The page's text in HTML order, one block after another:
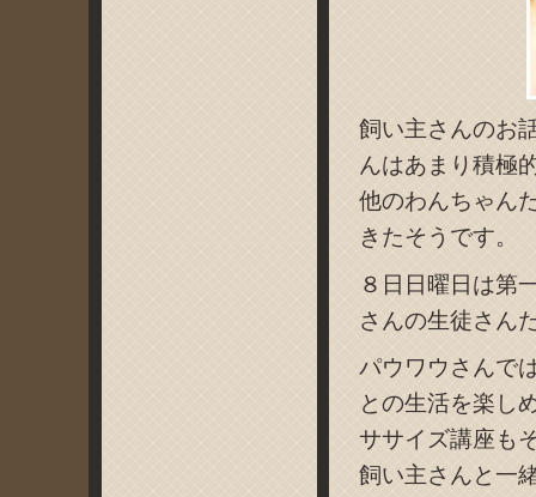
飼い主さんのお
んはあまり積極
他のわんちゃん
きたそうです。
８日日曜日は第
さんの生徒さん
パウワウさんで
との生活を楽し
ササイズ講座も
飼い主さんと一